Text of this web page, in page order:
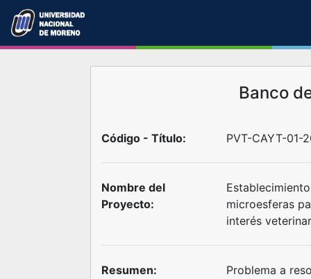
Banco
Código - Título: PVT-CAYT-01-
Nombre del
Proyecto:
microesferas
interés
Resumen:
Problema a